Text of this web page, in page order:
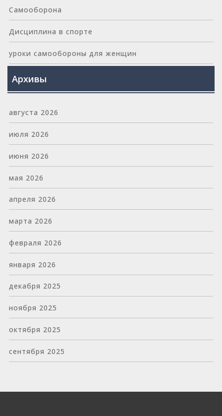
Самооборона
Дисциплина в спорте
уроки самообороны для женщин
Архивы
августа 2026
июля 2026
июня 2026
мая 2026
апреля 2026
марта 2026
февраля 2026
января 2026
декабря 2025
ноября 2025
октября 2025
сентября 2025